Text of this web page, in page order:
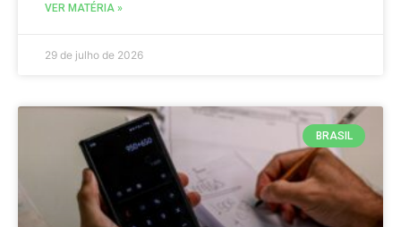
VER MATÉRIA »
29 de julho de 2026
BRASIL